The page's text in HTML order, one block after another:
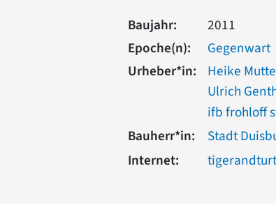
Baujahr:
2011
Epoche(n):
Gegenwart
Urheber*in:
Heike
Ulrich
ifb frohloff
Bauherr*in:
Stadt
Internet: